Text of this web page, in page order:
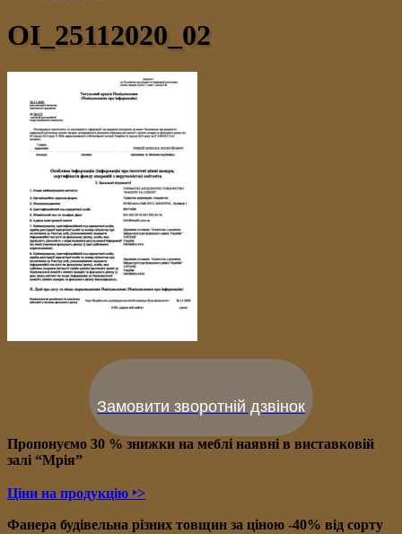
OI_25112020_02
Замовити зворотній дзвінок
Пропонуємо 30 % знижки на меблі наявні в виставковій
залі “Мрія”
Ціни на продукцію ‣>
Фанера будівельна різних товщин за ціною -40% від сорту